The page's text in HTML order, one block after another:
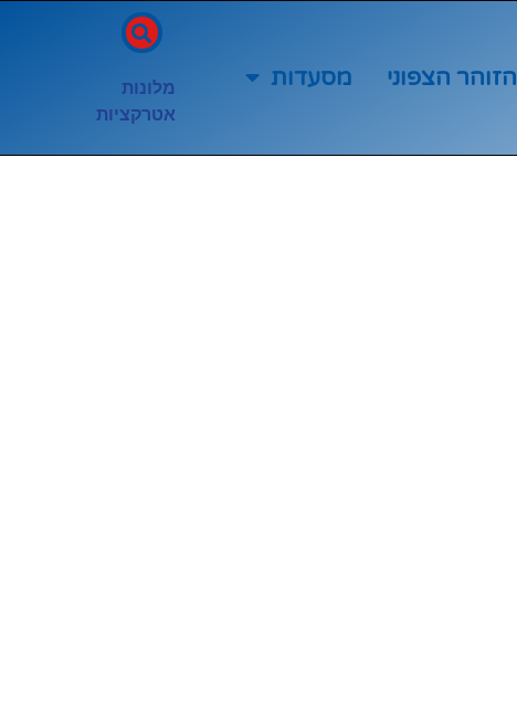
הזוהר הצפוני מסעדות
מלונות
אטרקציות